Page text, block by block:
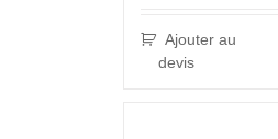
Ajouter au
devis